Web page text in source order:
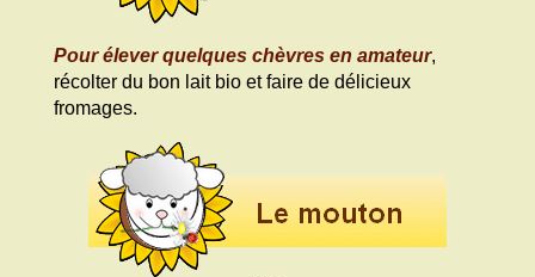
Pour élever quelques chèvres en amateur,
récolter du bon lait bio et faire de délicieux
fromages.